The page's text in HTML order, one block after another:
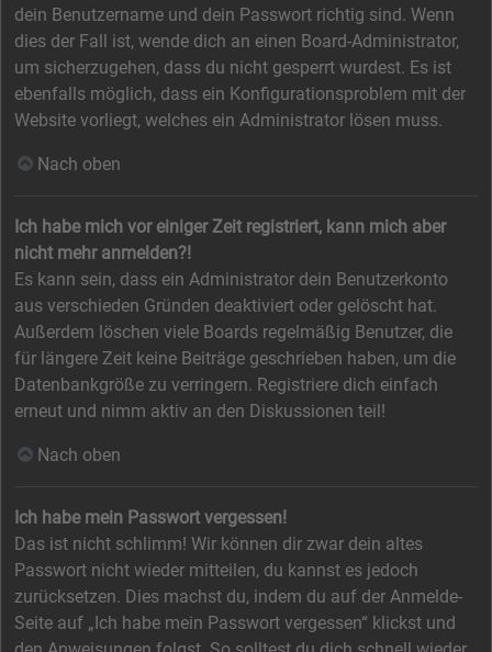
dein Benutzername und dein Passwort richtig sind. Wenn
dies der Fall ist, wende dich an einen Board-Administrator,
um sicherzugehen, dass du nicht gesperrt wurdest. Es ist
ebenfalls möglich, dass ein Konfigurationsproblem mit der
Website vorliegt, welches ein Administrator lösen muss.
Nach oben
Ich habe mich vor einiger Zeit registriert, kann mich aber
nicht mehr anmelden?!
Es kann sein, dass ein Administrator dein Benutzerkonto
aus verschieden Gründen deaktiviert oder gelöscht hat.
Außerdem löschen viele Boards regelmäßig Benutzer, die
für längere Zeit keine Beiträge geschrieben haben, um die
Datenbankgröße zu verringern. Registriere dich einfach
erneut und nimm aktiv an den Diskussionen teil!
Nach oben
Ich habe mein Passwort vergessen!
Das ist nicht schlimm! Wir können dir zwar dein altes
Passwort nicht wieder mitteilen, du kannst es jedoch
zurücksetzen. Dies machst du, indem du auf der Anmelde-
Seite auf „Ich habe mein Passwort vergessen“ klickst und